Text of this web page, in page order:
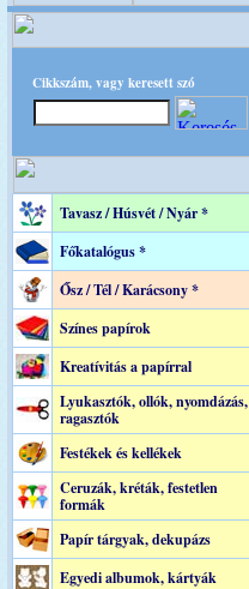
Cikkszám, vagy keresett szó
Tavasz / Húsvét / Nyár *
Főkatalógus *
Ősz / Tél / Karácsony *
Színes papírok
Kreatívitás a papírral
Lyukasztók, ollók, nyomdázás,
ragasztók
Festékek és kellékek
Ceruzák, kréták, festetlen
formák
Papír tárgyak, dekupázs
Egyedi albumok, kártyák